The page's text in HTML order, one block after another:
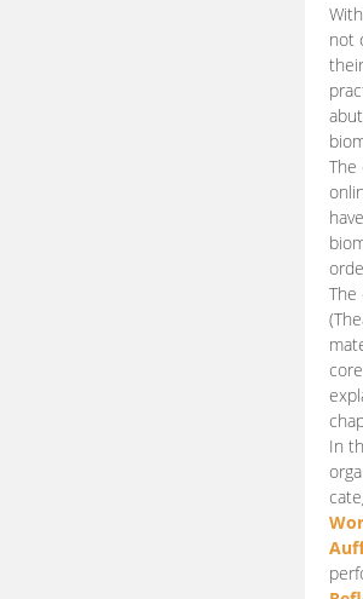
not
The
In